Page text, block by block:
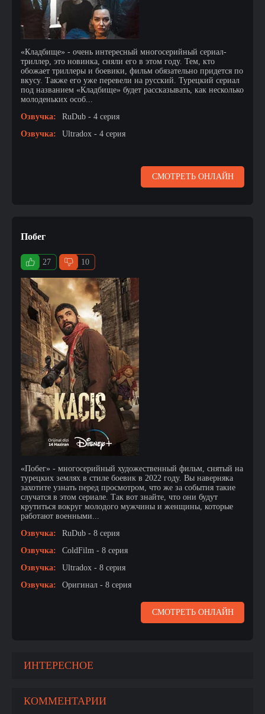
«Кладбище» - очень интересный многосерийный сериал-
триллер, это новинка, сняли его в этом году. Тем, кто
обожает триллеры и боевики, фильм обязательно придется по
вкусу. Также его уже перевели на русский. Турецкий сериал
под названием «Кладбище» будет рассказывать, как несколько
молоденьких особ...
Озвучка:
RuDub - 4 серия
Озвучка:
Ultradox - 4 серия
СМОТРЕТЬ ОНЛАЙН
Побег
27 10
«Побег» - многосерийный художественный фильм, снятый на
турецких землях в стиле боевик в 2022 году. Вы наверняка
захотите узнать перед просмотром, что же за события такие
случатся в этом сериале. Так вот знайте, что они будут
крутиться вокруг молодого мужчины и женщины, которые
работают военными...
Озвучка:
RuDub - 8 серия
Озвучка:
ColdFilm - 8 серия
Озвучка:
Ultradox - 8 серия
Озвучка:
Оригинал - 8 серия
СМОТРЕТЬ ОНЛАЙН
ИНТЕРЕСНОЕ
КОММЕНТАРИИ